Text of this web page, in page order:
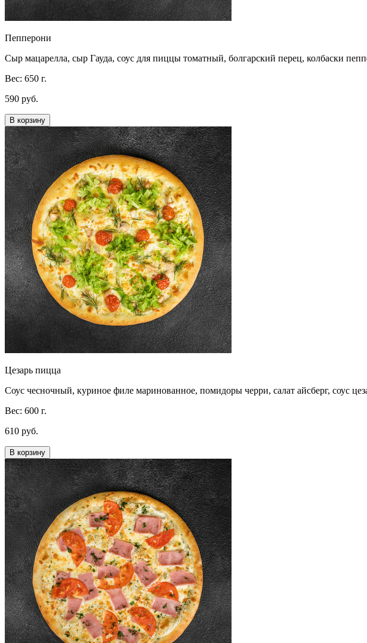
Пепперони
Сыр мацарелла, сыр Гауда, соус для пиццы томатный, болгарский перец, колбаски
Вес: 650 г.
590 руб.
В корзину
Цезарь пицца
Соус чесночный, куриное филе маринованное, помидоры черри, салат айсберг, соус
Вес: 600 г.
610 руб.
В корзину